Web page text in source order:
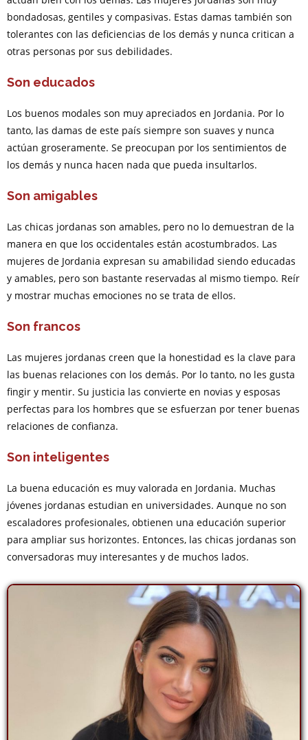
bondadosas, gentiles y compasivas. Estas damas también son
tolerantes con las deficiencias de los demás y nunca critican a
otras personas por sus debilidades.
Son educados
Los buenos modales son muy apreciados en Jordania. Por lo
tanto, las damas de este país siempre son suaves y nunca
actúan groseramente. Se preocupan por los sentimientos de
los demás y nunca hacen nada que pueda insultarlos.
Son amigables
Las chicas jordanas son amables, pero no lo demuestran de la
manera en que los occidentales están acostumbrados. Las
mujeres de Jordania expresan su amabilidad siendo educadas
y amables, pero son bastante reservadas al mismo tiempo. Reír
y mostrar muchas emociones no se trata de ellos.
Son francos
Las mujeres jordanas creen que la honestidad es la clave para
las buenas relaciones con los demás. Por lo tanto, no les gusta
fingir y mentir. Su justicia las convierte en novias y esposas
perfectas para los hombres que se esfuerzan por tener buenas
relaciones de confianza.
Son inteligentes
La buena educación es muy valorada en Jordania. Muchas
jóvenes jordanas estudian en universidades. Aunque no son
escaladores profesionales, obtienen una educación superior
para ampliar sus horizontes. Entonces, las chicas jordanas son
conversadoras muy interesantes y de muchos lados.